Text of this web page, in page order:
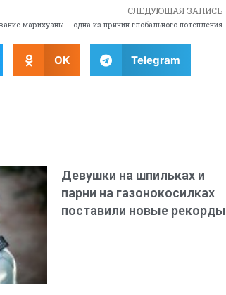
СЛЕДУЮЩАЯ ЗАПИСЬ
марихуаны – одна из причин глобального потепления
OK Telegram
Девушки на шпильках и
парни на газонокосилках
поставили новые рекорды